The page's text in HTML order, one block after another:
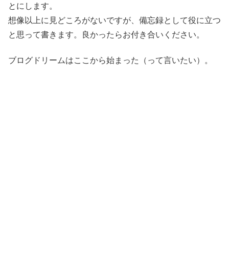
とにします。
想像以上に見どころがないですが、備忘録として役に立つ
と思って書きます。良かったらお付き合いください。
ブログドリームはここから始まった（って言いたい）。